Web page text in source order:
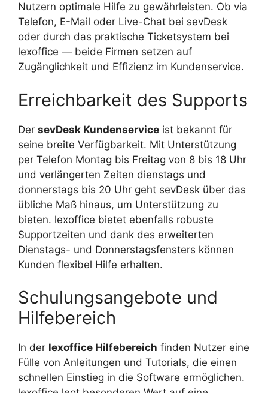
Nutzern optimale Hilfe zu gewährleisten. Ob via
Telefon, E-Mail oder Live-Chat bei sevDesk
oder durch das praktische Ticketsystem bei
lexoffice — beide Firmen setzen auf
Zugänglichkeit und Effizienz im Kundenservice.
Erreichbarkeit des Supports
Der sevDesk Kundenservice ist bekannt für
seine breite Verfügbarkeit. Mit Unterstützung
per Telefon Montag bis Freitag von 8 bis 18 Uhr
und verlängerten Zeiten dienstags und
donnerstags bis 20 Uhr geht sevDesk über das
übliche Maß hinaus, um Unterstützung zu
bieten. lexoffice bietet ebenfalls robuste
Supportzeiten und dank des erweiterten
Dienstags- und Donnerstagsfensters können
Kunden flexibel Hilfe erhalten.
Schulungsangebote und
Hilfebereich
In der lexoffice Hilfebereich finden Nutzer eine
Fülle von Anleitungen und Tutorials, die einen
schnellen Einstieg in die Software ermöglichen.